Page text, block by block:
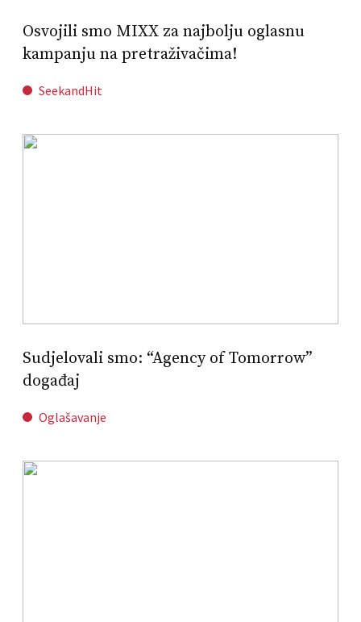
Osvojili smo MIXX za najbolju oglasnu
kampanju na pretraživačima!
SeekandHit
Sudjelovali smo: “Agency of Tomorrow”
događaj
Oglašavanje